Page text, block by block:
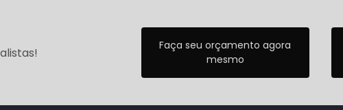
Faça seu orçamento agora
mesmo